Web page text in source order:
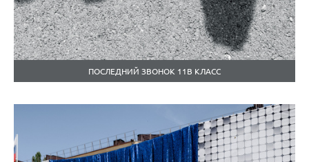
ПОСЛЕДНИЙ ЗВОНОК 11В КЛАСС